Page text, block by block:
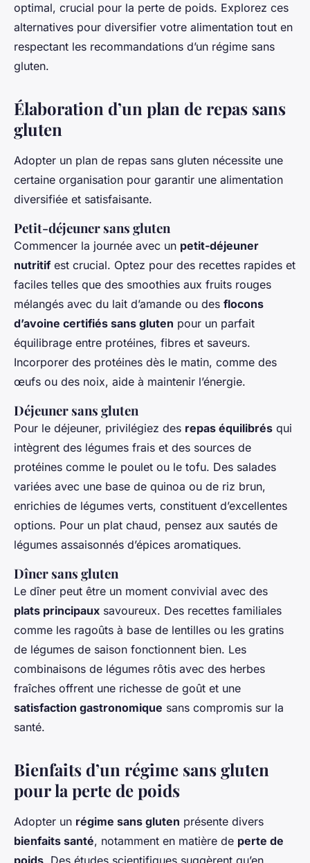
optimal, crucial pour la perte de poids. Explorez ces
alternatives pour diversifier votre alimentation tout en
respectant les recommandations d’un régime sans
gluten.
Élaboration d’un plan de repas sans
gluten
Adopter un plan de repas sans gluten nécessite une
certaine organisation pour garantir une alimentation
diversifiée et satisfaisante.
Petit-déjeuner sans gluten
Commencer la journée avec un petit-déjeuner
nutritifest crucial. Optez pour des recettes rapides et
faciles telles que des smoothies aux fruits rouges
mélangés avec du lait d’amande ou des flocons
d’avoine certifiés sans gluten pour un parfait
équilibrage entre protéines, fibres et saveurs.
Incorporer des protéines dès le matin, comme des
œufs ou des noix, aide à maintenir l’énergie.
Déjeuner sans gluten
Pour le déjeuner, privilégiez des repas équilibrés qui
intègrent des légumes frais et des sources de
protéines comme le poulet ou le tofu. Des salades
variées avec une base de quinoa ou de riz brun,
enrichies de légumes verts, constituent d’excellentes
options. Pour un plat chaud, pensez aux sautés de
légumes assaisonnés d’épices aromatiques.
Dîner sans gluten
Le dîner peut être un moment convivial avec des
plats principaux savoureux. Des recettes familiales
comme les ragoûts à base de lentilles ou les gratins
de légumes de saison fonctionnent bien. Les
combinaisons de légumes rôtis avec des herbes
fraîches offrent une richesse de goût et une
satisfaction gastronomique sans compromis sur la
santé.
Bienfaits d’un régime sans gluten
pour la perte de poids
Adopter un régime sans gluten présente divers
bienfaits santé, notamment en matière de perte de